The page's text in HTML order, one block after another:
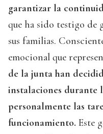
garantizar la
que ha sido testigo de
sus familias.
emocional que
de la junta han
instalaciones durante
personalmente las
funcionamiento. Este